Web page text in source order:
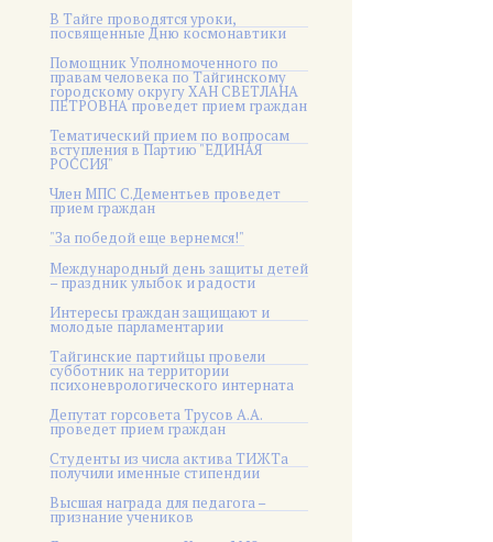
В Тайге проводятся уроки,
посвященные Дню космонавтики
Помощник Уполномоченного по
правам человека по Тайгинскому
городскому округу ХАН СВЕТЛАНА
ПЕТРОВНА проведет прием граждан
Тематический прием по вопросам
вступления в Партию "ЕДИНАЯ
РОССИЯ"
Член МПС С.Дементьев проведет
прием граждан
"За победой еще вернемся!"
Международный день защиты детей
– праздник улыбок и радости
Интересы граждан защищают и
молодые парламентарии
Тайгинские партийцы провели
субботник на территории
психоневрологического интерната
Депутат горсовета Трусов А.А.
проведет прием граждан
Студенты из числа актива ТИЖТа
получили именные стипендии
Высшая награда для педагога –
признание учеников